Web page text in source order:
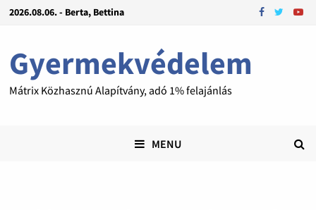
2026.08.06. - Berta, Bettina
Gyermekvédelem
Mátrix Közhasznú Alapítvány, adó 1% felajánlás
MENU